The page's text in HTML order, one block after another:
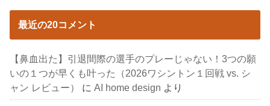
最近の20コメント
【鼻血出た】引退間際の選手のプレーじゃない！3つの願
いの１つが早くも叶った（2026ワシントン１回戦 vs. シ
ャン レビュー）
にAI home design より